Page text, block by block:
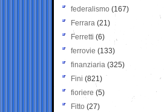
federalismo (167)
Ferrara (21)
Ferretti (6)
ferrovie (133)
finanziaria (325)
Fini (821)
fioriere (5)
Fitto (27)